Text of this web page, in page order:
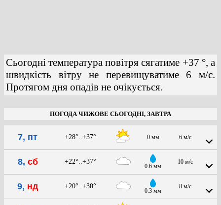
Сьогодні температура повітря сягатиме +37 °, а
швидкість вітру не перевищуватиме 6 м/с.
Протягом дня опадів не очікується.
ПОГОДА ЧИЖОВЕ СЬОГОДНІ, ЗАВТРА
7, пт +28°..+37° 0 мм 6 м/с
8, сб +22°..+37°
0.6 мм
10 м/с
9, нд +20°..+30°
0.3 мм
8 м/с